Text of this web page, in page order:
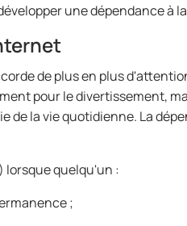
une dépendance à
de plus en plus
pour le divertissement,
de la vie quotidienne. La
lorsque quelqu'un :
;